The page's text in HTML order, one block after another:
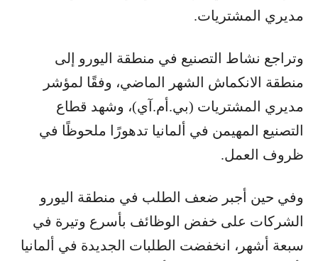
مديري المشتريات.
وتراجع نشاط التصنيع في منطقة اليورو إلى
منطقة الانكماش الشهر الماضي، وفقًا لمؤشر
مديري المشتريات (بي.أم.آي)، وشهد قطاع
التصنيع المهيمن في ألمانيا تدهورًا ملحوظًا في
ظروف العمل.
وفي حين أجبر ضعف الطلب في منطقة اليورو
الشركات على خفض الوظائف بأسرع وتيرة في
سبعة أشهر، انخفضت الطلبات الجديدة في ألمانيا